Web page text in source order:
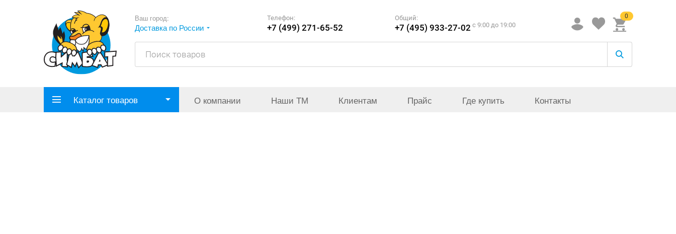
Ваш город:
Доставка по России
Телефон:
+7 (499) 271-65-52
Общий:
+7 (495) 933-27-02 c 9:00 до 19:00
0
Каталог товаров О компании Наши ТМ Клиентам Прайс Где купить Контакты